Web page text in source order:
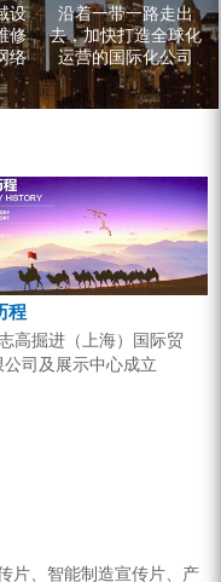
设
修
络
沿着一带一路走出
去，加快打造全球化
运营的国际化公司
程
高掘进（上海）国际贸
公司及展示中心成立
片、智能制造宣传片、产